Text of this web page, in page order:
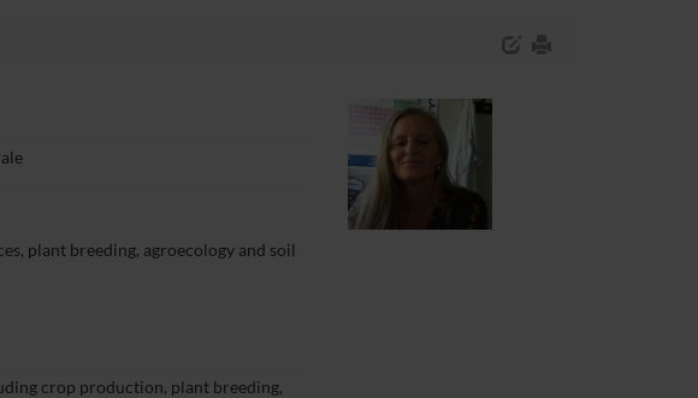
plant breeding, agroecology and soil
crop production, plant breeding,